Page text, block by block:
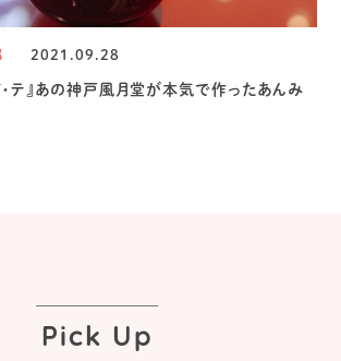
2021.09.28
・テ』あの神戸風月堂が本気で作ったあんみ
Pick Up